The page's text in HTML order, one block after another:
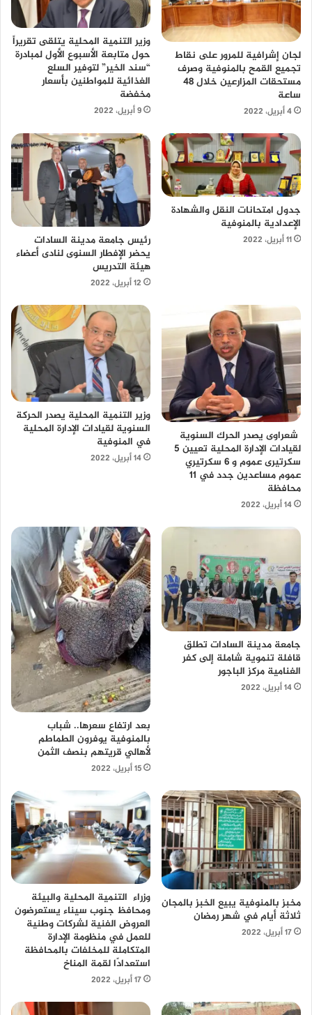
لجان إشرافية للمرور على نقاط
تجميع القمح بالمنوفية وصرف
مستحقات المزارعين خلال 48
ساعة
4 أبريل، 2022
وزير التنمية المحلية يتلقى تقريراً
حول متابعة الأسبوع الأول لمبادرة
“سند الخير” لتوفير السلع
الغذائية للمواطنين بأسعار
مخفضة
9 أبريل، 2022
جدول امتحانات النقل والشهادة
الإعدادية بالمنوفية
11 أبريل، 2022
رئيس جامعة مدينة السادات
يحضر الإفطار السنوى لنادى أعضاء
هيئة التدريس
12 أبريل، 2022
شعراوى يصدر الحرك السنوية
لقيادات الإدارة المحلية تعيين 5
سكرتيرى عموم و 6 سكرتيري
عموم مساعدين جدد في 11
محافظة
14 أبريل، 2022
وزير التنمية المحلية يصدر الحركة
السنوية لقيادات الإدارة المحلية
في المنوفية
14 أبريل، 2022
جامعة مدينة السادات تطلق
قافلة تنموية شاملة إلى كفر
الغنامية مركز الباجور
14 أبريل، 2022
بعد ارتفاع سعرها.. شباب
بالمنوفية يوفرون الطماطم
لأهالي قريتهم بنصف الثمن
15 أبريل، 2022
مخبز بالمنوفية يبيع الخبز بالمجان
ثلاثة أيام في شهر رمضان
17 أبريل، 2022
وزراء التنمية المحلية والبيئة
ومحافظ جنوب سيناء يستعرضون
العروض الفنية لشركات وطنية
للعمل في منظومة الإدارة
المتكاملة للمخلفات بالمحافظة
استعدادًا لقمة المناخ
17 أبريل، 2022